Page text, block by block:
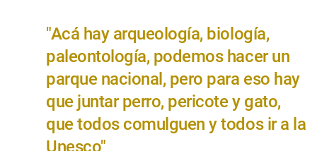
"Acá hay arqueología, biología,
paleontología, podemos hacer un
parque nacional, pero para eso hay
que juntar perro, pericote y gato,
que todos comulguen y todos ir a la
Unesco"